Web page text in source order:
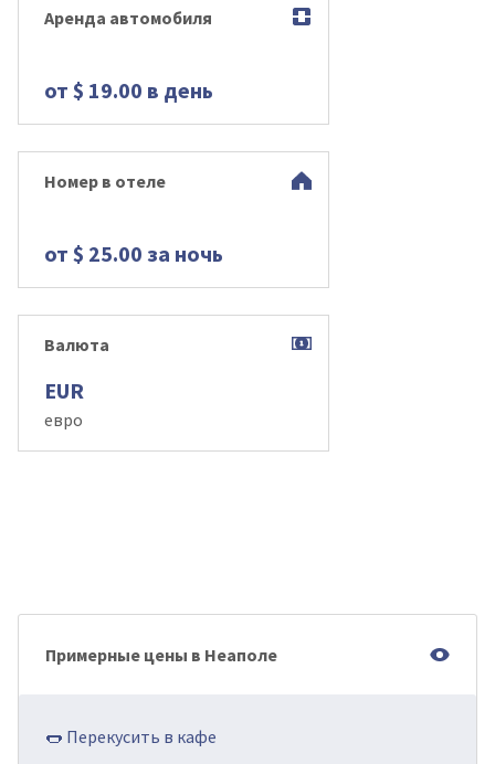
Аренда автомобиля
от $ 19.00 в день
Номер в отеле
от $ 25.00 за ночь
Валюта
EUR
евро
Примерные цены в Неаполе
🌭 Перекусить в кафе